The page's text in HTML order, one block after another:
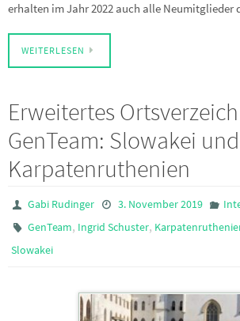
erhalten im Jahr 2022 auch alle
WEITERLESEN
Erweitertes
GenTeam: Slowakei und
Karpatenruthenien
Gabi Rudinger 3. November 2019
GenTeam, Ingrid Schuster,
Slowakei